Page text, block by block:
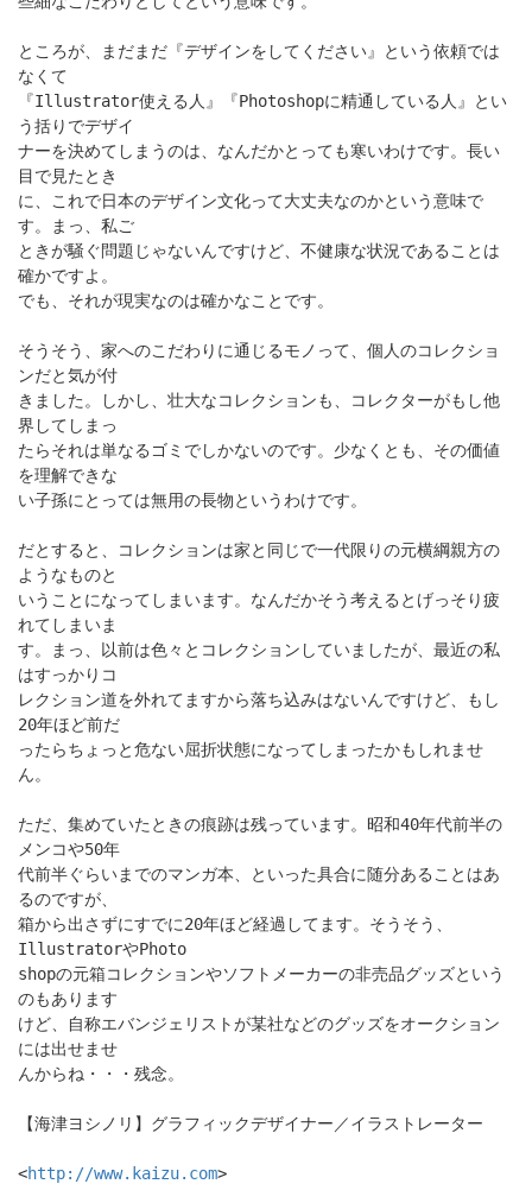
ところが、まだまだ『デザインをしてください』という依頼では
なくて
『Illustrator使える人』『Photoshopに精通している人』とい
う括りでデザイ
ナーを決めてしまうのは、なんだかとっても寒いわけです。長い
目で見たとき
に、これで日本のデザイン文化って大丈夫なのかという意味で
す。まっ、私ご
ときが騒ぐ問題じゃないんですけど、不健康な状況であることは
確かですよ。
でも、それが現実なのは確かなことです。
そうそう、家へのこだわりに通じるモノって、個人のコレクショ
ンだと気が付
きました。しかし、壮大なコレクションも、コレクターがもし他
界してしまっ
たらそれは単なるゴミでしかないのです。少なくとも、その価値
を理解できな
い子孫にとっては無用の長物というわけです。
だとすると、コレクションは家と同じで一代限りの元横綱親方の
ようなものと
いうことになってしまいます。なんだかそう考えるとげっそり疲
れてしまいま
す。まっ、以前は色々とコレクションしていましたが、最近の私
はすっかりコ
レクション道を外れてますから落ち込みはないんですけど、もし
20年ほど前だ
ったらちょっと危ない屈折状態になってしまったかもしれませ
ん。
ただ、集めていたときの痕跡は残っています。昭和40年代前半の
メンコや50年
代前半ぐらいまでのマンガ本、といった具合に随分あることはあ
るのですが、
箱から出さずにすでに20年ほど経過してます。そうそう、
IllustratorやPhoto
shopの元箱コレクションやソフトメーカーの非売品グッズという
のもあります
けど、自称エバンジェリストが某社などのグッズをオークション
には出せませ
んからね・・・残念。
【海津ヨシノリ】グラフィックデザイナー／イラストレーター
<http://www.kaizu.com>